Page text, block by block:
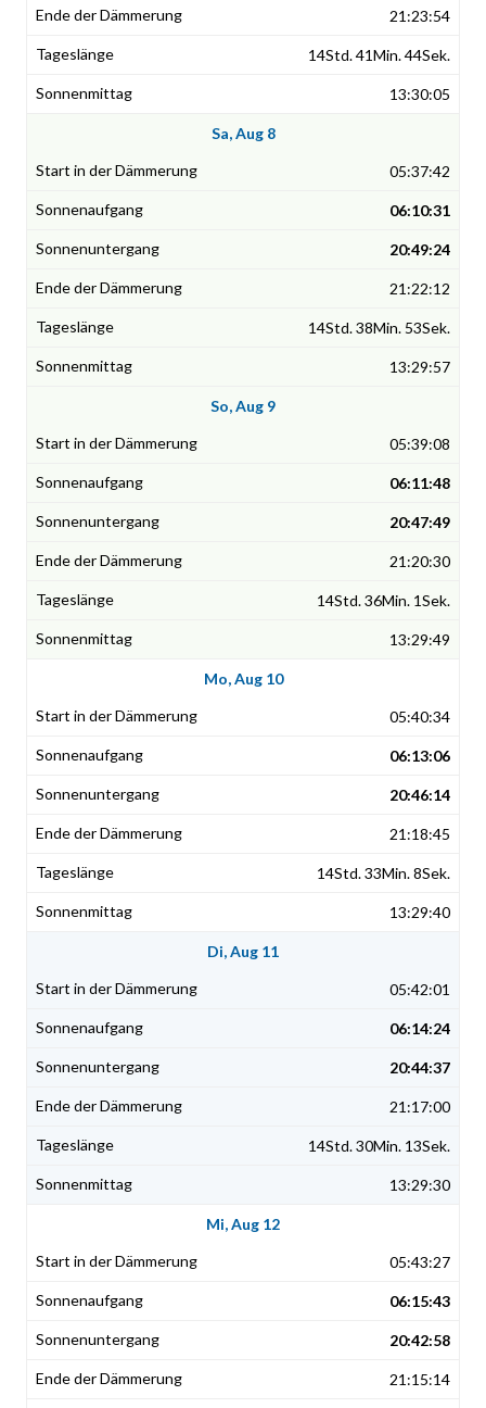
21:23:54
14Std. 41Min. 44Sek.
13:30:05
Sa, Aug 8
05:37:42
06:10:31
20:49:24
21:22:12
14Std. 38Min. 53Sek.
13:29:57
So, Aug 9
05:39:08
06:11:48
20:47:49
21:20:30
14Std. 36Min. 1Sek.
13:29:49
Mo, Aug 10
05:40:34
06:13:06
20:46:14
21:18:45
14Std. 33Min. 8Sek.
13:29:40
Di, Aug 11
05:42:01
06:14:24
20:44:37
21:17:00
14Std. 30Min. 13Sek.
13:29:30
Mi, Aug 12
05:43:27
06:15:43
20:42:58
21:15:14